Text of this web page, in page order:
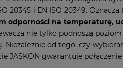
20345 i EN ISO 20349.
odporności na temperaturę,
nie tylko podnoszą
od tego, czy
JASKON gwarantuje